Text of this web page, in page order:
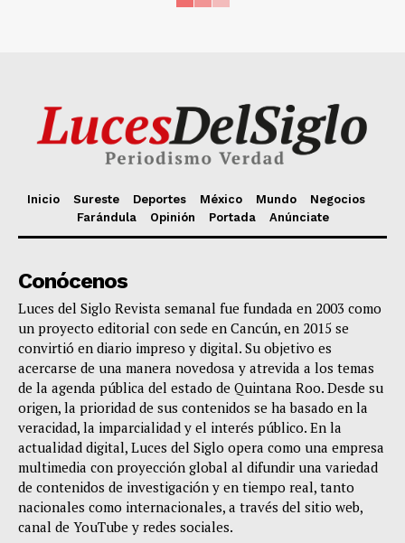
Inicio Sureste Deportes México Mundo
Negocios
Farándula
Opinión Portada Anúnciate
Conócenos
Luces del Siglo Revista semanal fue fundada en 2003 como
un proyecto editorial con sede en Cancún, en 2015 se
convirtió en diario impreso y digital. Su objetivo es
acercarse de una manera novedosa y atrevida a los temas
de la agenda pública del estado de Quintana Roo. Desde su
origen, la prioridad de sus contenidos se ha basado en la
veracidad, la imparcialidad y el interés público. En la
actualidad digital, Luces del Siglo opera como una empresa
multimedia con proyección global al difundir una variedad
de contenidos de investigación y en tiempo real, tanto
nacionales como internacionales, a través del sitio web,
canal de YouTube y redes sociales.